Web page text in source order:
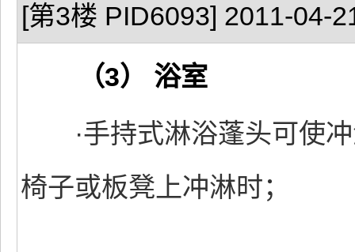
[第3楼 PID6093] 2011-04-
（3） 浴室
·手持式淋浴蓬头可使冲
椅子或板凳上冲淋时；